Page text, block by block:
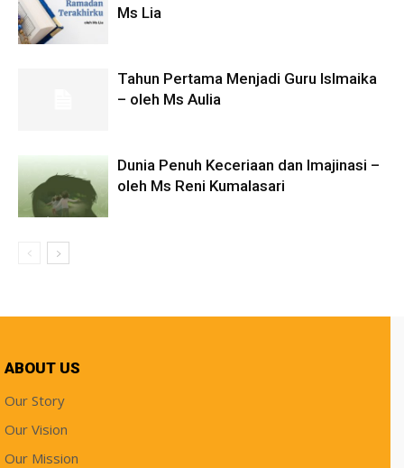
Ms Lia
Tahun Pertama Menjadi Guru Islmaika
– oleh Ms Aulia
Dunia Penuh Keceriaan dan Imajinasi –
oleh Ms Reni Kumalasari
ABOUT US
Our Story
Our Vision
Our Mission